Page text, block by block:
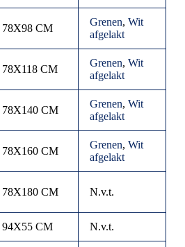
78X98 CM
Grenen, Wit
afgelakt
78X118 CM
Grenen, Wit
afgelakt
78X140 CM
Grenen, Wit
afgelakt
78X160 CM
Grenen, Wit
afgelakt
78X180 CM N.v.t.
94X55 CM N.v.t.